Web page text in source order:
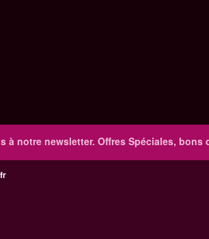
à notre newsletter. Offres Spéciales, bons